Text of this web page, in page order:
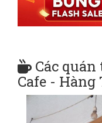
Các
Cafe -